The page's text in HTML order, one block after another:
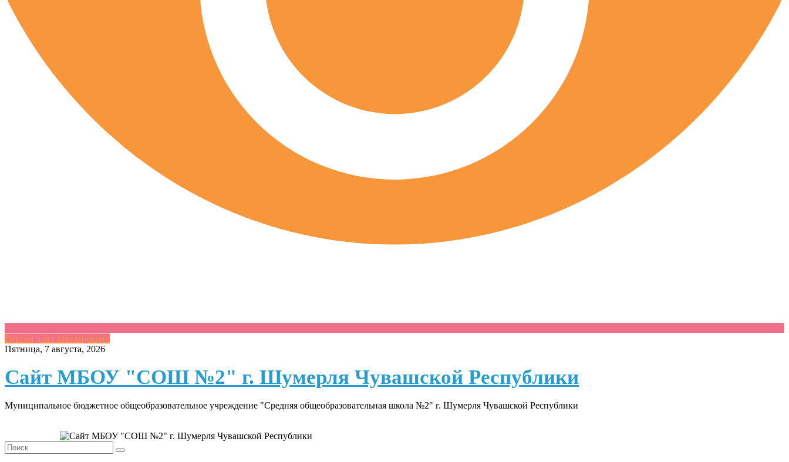
Версия для слабовидящих
Skip
content
Пятница, 7 августа, 2026
Сайт МБОУ "СОШ №2" г. Шумерля Чувашской Республики
Муниципальное бюджетное общеобразовательное учреждение "Средняя общеобразовательная школа №2" г. Шумерля Чувашской Республики